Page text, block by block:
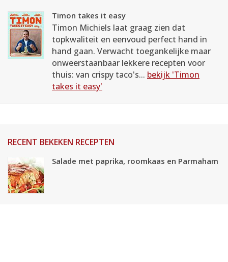
Timon takes it easy
Timon Michiels laat graag zien dat
topkwaliteit en eenvoud perfect hand in
hand gaan. Verwacht toegankelijke maar
onweerstaanbaar lekkere recepten voor
thuis: van crispy taco's... bekijk 'Timon
takes it easy'
RECENT BEKEKEN RECEPTEN
Salade met paprika, roomkaas en Parmaham